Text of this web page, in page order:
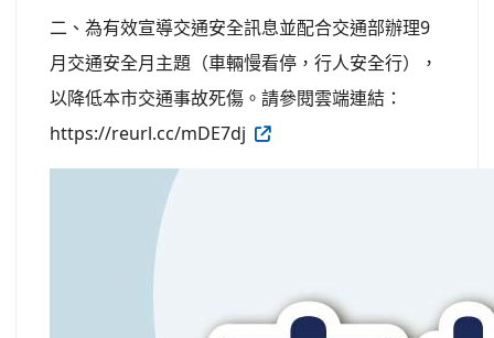
二、為有效宣導交通安全訊息並配合交通部辦理9
月交通安全月主題（車輛慢看停，行人安全行），
以降低本市交通事故死傷。請參閱雲端連結：
https://reurl.cc/mDE7dj